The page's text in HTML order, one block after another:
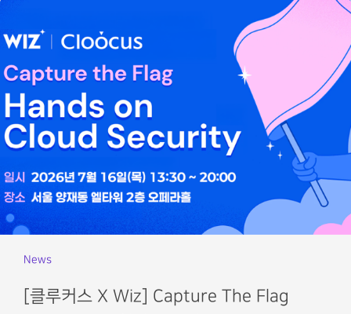
News
[클루커스 X Wiz] Capture The Flag